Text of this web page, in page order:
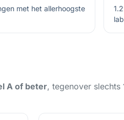
met het allerhoogste
A of beter, tegenover slechts